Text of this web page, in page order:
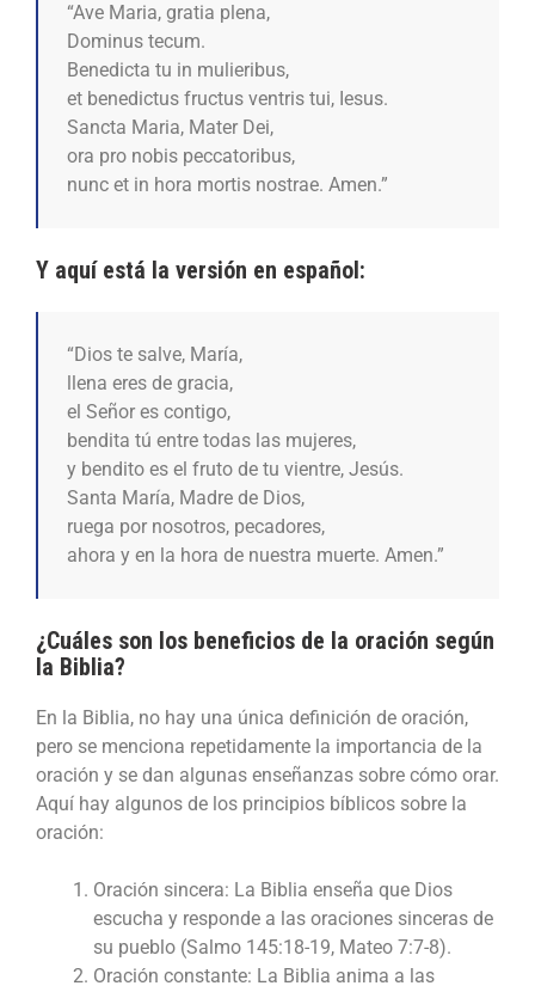
“Ave Maria, gratia plena,
Dominus tecum.
Benedicta tu in mulieribus,
et benedictus fructus ventris tui, Iesus.
Sancta Maria, Mater Dei,
ora pro nobis peccatoribus,
nunc et in hora mortis nostrae. Amen.”
Y aquí está la versión en español:
“Dios te salve, María,
llena eres de gracia,
el Señor es contigo,
bendita tú entre todas las mujeres,
y bendito es el fruto de tu vientre, Jesús.
Santa María, Madre de Dios,
ruega por nosotros, pecadores,
ahora y en la hora de nuestra muerte. Amen.”
¿Cuáles son los beneficios de la oración según
la Biblia?
En la Biblia, no hay una única definición de oración,
pero se menciona repetidamente la importancia de la
oración y se dan algunas enseñanzas sobre cómo orar.
Aquí hay algunos de los principios bíblicos sobre la
oración:
Oración sincera: La Biblia enseña que Dios
escucha y responde a las oraciones sinceras de
su pueblo (Salmo 145:18-19, Mateo 7:7-8).
Oración constante: La Biblia anima a las